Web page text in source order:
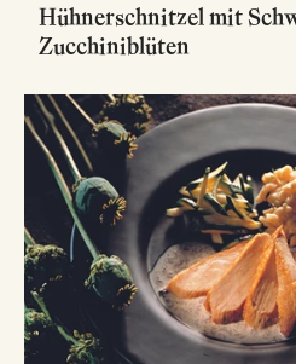
Hühnerschnitzel mit
Zucchiniblüten